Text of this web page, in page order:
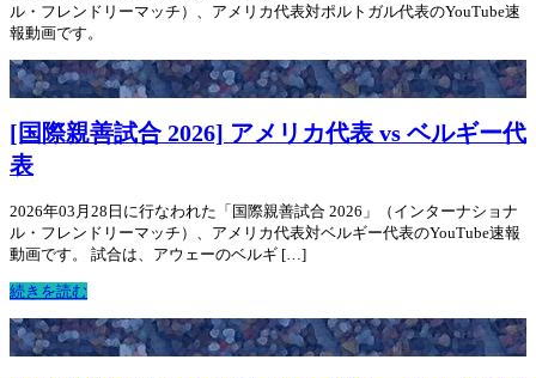
ル・フレンドリーマッチ）、アメリカ代表対ポルトガル代表のYouTube速
報動画です。
[国際親善試合 2026] アメリカ代表 vs ベルギー代
表
2026年03月28日に行なわれた「国際親善試合 2026」（インターナショナ
ル・フレンドリーマッチ）、アメリカ代表対ベルギー代表のYouTube速報
動画です。 試合は、アウェーのベルギ […]
続きを読む